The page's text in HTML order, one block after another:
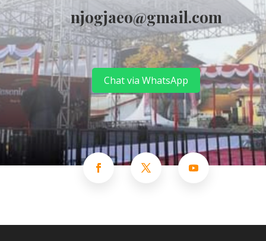
njogjaeo@gmail.com
Chat via WhatsApp